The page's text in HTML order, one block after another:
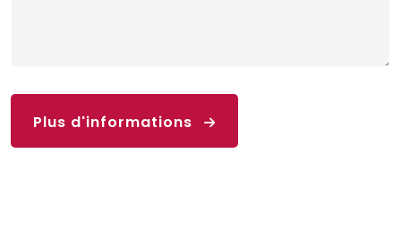
Plus d'informations